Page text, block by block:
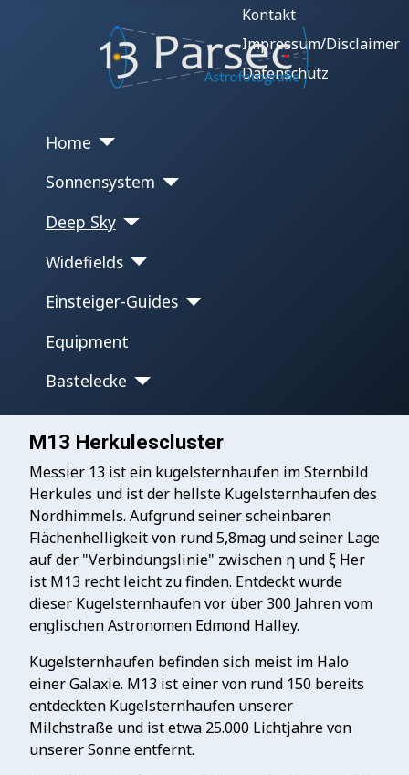
Kontakt
Impressum/Disclaimer
Datenschutz
Home
Sonnensystem
Deep Sky
Widefields
Einsteiger-Guides
Equipment
Bastelecke
M13 Herkulescluster
Messier 13 ist ein kugelsternhaufen im Sternbild
Herkules und ist der hellste Kugelsternhaufen des
Nordhimmels. Aufgrund seiner scheinbaren
Flächenhelligkeit von rund 5,8mag und seiner Lage
auf der "Verbindungslinie" zwischen η und ξ Her
ist M13 recht leicht zu finden. Entdeckt wurde
dieser Kugelsternhaufen vor über 300 Jahren vom
englischen Astronomen Edmond Halley.
Kugelsternhaufen befinden sich meist im Halo
einer Galaxie. M13 ist einer von rund 150 bereits
entdeckten Kugelsternhaufen unserer
Milchstraße und ist etwa 25.000 Lichtjahre von
unserer Sonne entfernt.